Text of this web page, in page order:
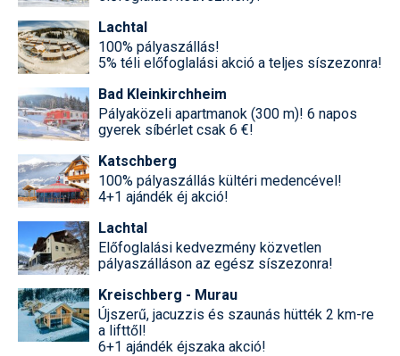
Lachtal
100% pályaszállás!
5% téli előfoglalási akció a teljes síszezonra!
Bad Kleinkirchheim
Pályaközeli apartmanok (300 m)! 6 napos
gyerek síbérlet csak 6 €!
Katschberg
100% pályaszállás kültéri medencével!
4+1 ajándék éj akció!
Lachtal
Előfoglalási kedvezmény közvetlen
pályaszálláson az egész síszezonra!
Kreischberg - Murau
Újszerű, jacuzzis és szaunás hütték 2 km-re
a lifttől!
6+1 ajándék éjszaka akció!